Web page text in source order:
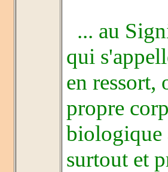
... au
qui
en ressort,
propre
biologique
surtout et